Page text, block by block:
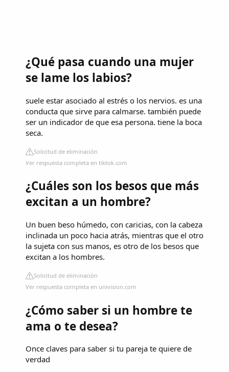
¿Qué pasa cuando una mujer
se lame los labios?
suele estar asociado al estrés o los nervios. es una
conducta que sirve para calmarse. también puede
ser un indicador de que esa persona. tiene la boca
seca.
Solicitud de eliminación
Ver respuesta completa en tiktok.com
¿Cuáles son los besos que más
excitan a un hombre?
Un buen beso húmedo, con caricias, con la cabeza
inclinada un poco hacia atrás, mientras que el otro
la sujeta con sus manos, es otro de los besos que
excitan a los hombres.
Solicitud de eliminación
Ver respuesta completa en univision.com
¿Cómo saber si un hombre te
ama o te desea?
Once claves para saber si tu pareja te quiere de
verdad